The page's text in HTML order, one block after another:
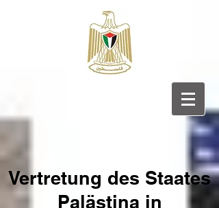
Vertretung des Staates
Palästina in